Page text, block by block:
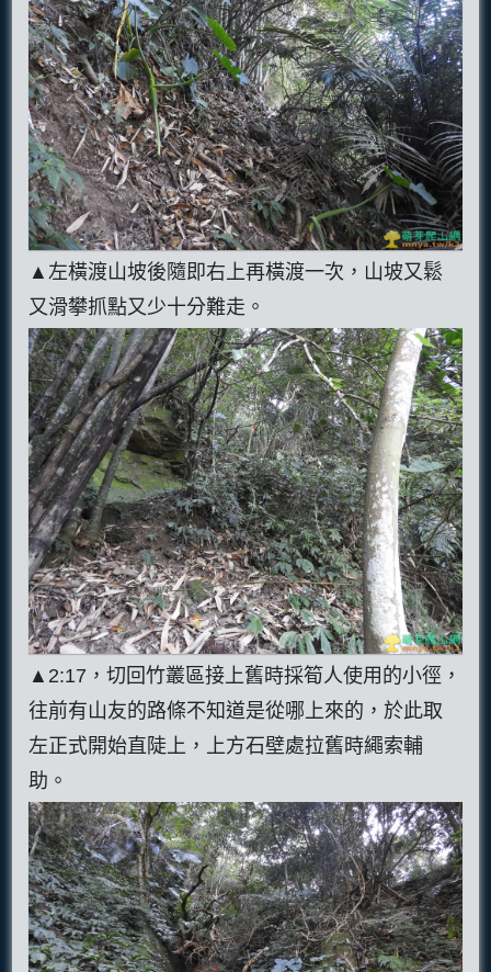
▲左橫渡山坡後隨即右上再橫渡一次，山坡又鬆
又滑攀抓點又少十分難走。
▲2:17，切回竹叢區接上舊時採筍人使用的小徑，
往前有山友的路條不知道是從哪上來的，於此取
左正式開始直陡上，上方石壁處拉舊時繩索輔
助。